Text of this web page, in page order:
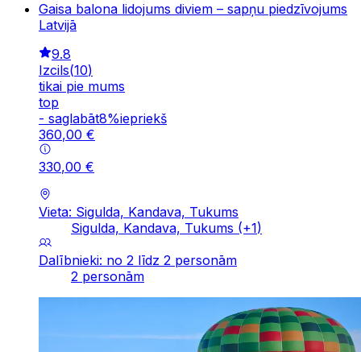
Gaisa balona lidojums diviem – sapņu piedzīvojums
Latvijā
9.8
Izcils(10)
tikai pie mums
top
- saglabāt8%iepriekš
360,00 €
330,00 €
Vieta: Sigulda, Kandava, Tukums
Sigulda, Kandava, Tukums (+1)
Dalībnieki: no 2 līdz 2 personām
2 personām